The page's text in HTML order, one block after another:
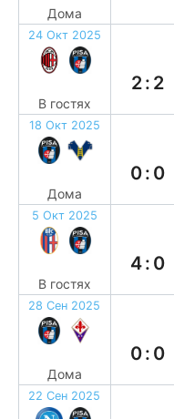
Дома
24 Окт 2025
В гостях
2:2
18 Окт 2025
Дома
0:0
5 Окт 2025
В гостях
4:0
28 Сен 2025
Дома
0:0
22 Сен 2025